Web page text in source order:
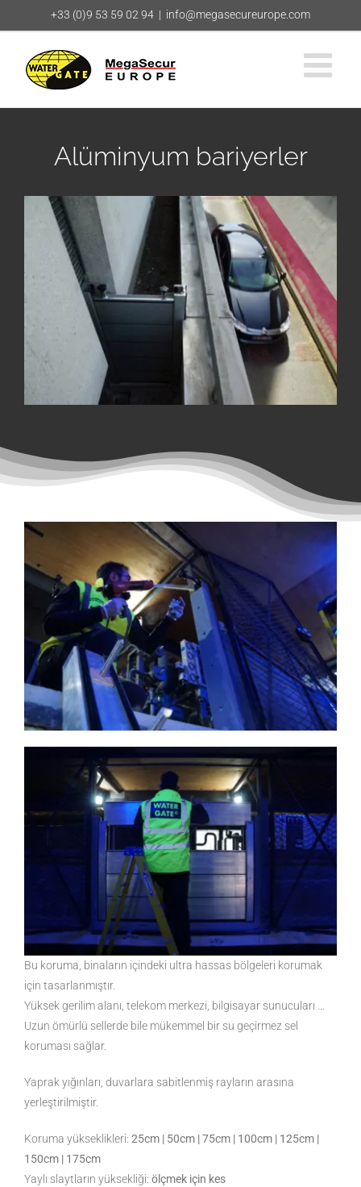
to
+33 (0)9 53 59 02 94 | info@megasecureurope.com
Alüminyum bariyerler
Bu koruma, binaların içindeki ultra hassas bölgeleri korumak
için tasarlanmıştır.
Yüksek gerilim alanı, telekom merkezi, bilgisayar sunucuları …
Uzun ömürlü sellerde bile mükemmel bir su geçirmez sel
koruması sağlar.
Yaprak yığınları, duvarlara sabitlenmiş rayların arasına
yerleştirilmiştir.
Koruma yükseklikleri: 25cm | 50cm | 75cm | 100cm | 125cm |
150cm | 175cm
Yaylı slaytların yüksekliği: ölçmek için kes